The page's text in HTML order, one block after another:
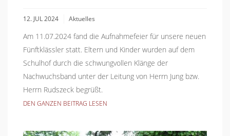
12. JUL 2024 Aktuelles
Am 11.07.2024 fand die Aufnahmefeier für unsere neuen
Fünftklässler statt. Eltern und Kinder wurden auf dem
Schulhof durch die schwungvollen Klänge der
Nachwuchsband unter der Leitung von Herrn Jung bzw.
Herrn Rudszeck begrüßt.
DEN GANZEN BEITRAG LESEN